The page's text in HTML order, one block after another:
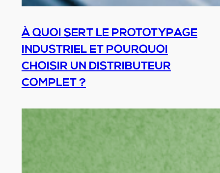
À QUOI SERT LE PROTOTYPAGE
INDUSTRIEL ET POURQUOI
CHOISIR UN DISTRIBUTEUR
COMPLET ?